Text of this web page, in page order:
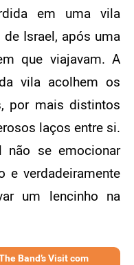
em uma vila
Israel, após uma
que viajavam. A
vila acolhem os
por mais distintos
laços entre si.
não se emocionar
e verdadeiramente
um lencinho na
Band’s Visit com